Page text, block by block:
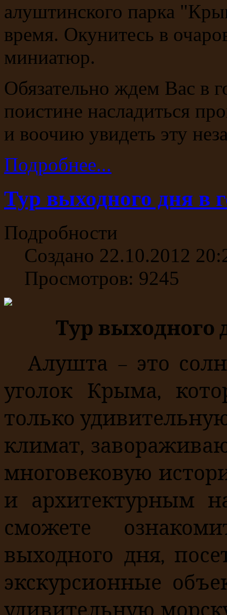
алуштинского парка
время. Окунитесь в
миниатюр.
Обязательно ждем Вас в
поистине насладиться
и воочию увидеть эту
Подробнее...
Тур выходного дня в
Подробности
Создано 22.10.2012
Просмотров: 9245
Тур выходного
Алушта – это
уголок Крыма,
только
климат,
многовековую
и архитектурным
сможете
выходного дня,
экскурсионные